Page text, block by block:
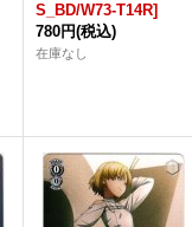
S_BD/W73-T14R]
780円(税込)
在庫なし